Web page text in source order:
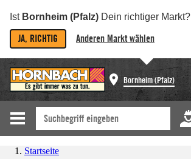
Ist Bornheim (Pfalz) Dein richtiger Markt?
JA, RICHTIG Anderen Markt wählen
Bornheim (Pfalz)
Startseite